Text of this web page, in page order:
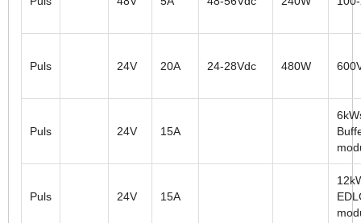
Puls 24V 20A 24-28Vdc 480W
Puls 24V 15A
Puls 24V 15A